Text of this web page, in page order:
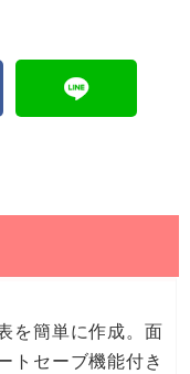
を簡単に作成。面
トセーブ機能付き